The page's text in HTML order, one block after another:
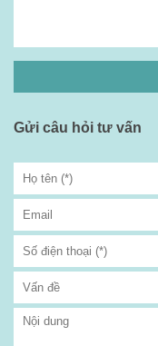
Gửi câu hỏi tư vấn